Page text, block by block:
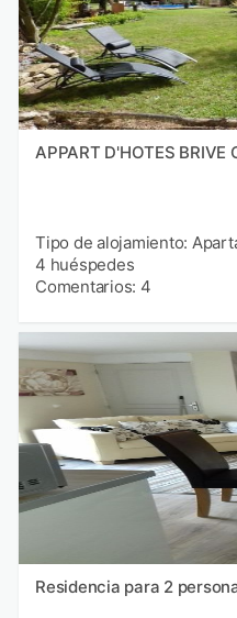
APPART D'HOTES BRIVE
Tipo de alojamiento:
4 huéspedes
Comentarios: 4
Residencia para 2